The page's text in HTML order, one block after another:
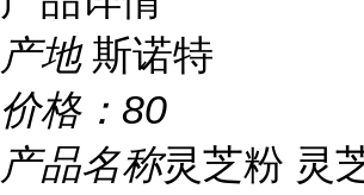
产地 斯诺特
价格： 80
产品名称灵芝粉 灵